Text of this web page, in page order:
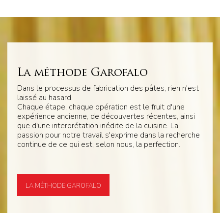
La méthode Garofalo
Dans le processus de fabrication des pâtes, rien n'est
laissé au hasard.
Chaque étape, chaque opération est le fruit d'une
expérience ancienne, de découvertes récentes, ainsi
que d'une interprétation inédite de la cuisine. La
passion pour notre travail s'exprime dans la recherche
continue de ce qui est, selon nous, la perfection.
LA MÉTHODE GAROFALO